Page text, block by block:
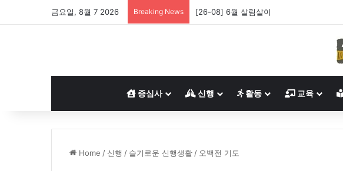
금요일, 8월 7 2026 Breaking News [26-08] 6월 살림살이
증심사 신행 활동 교육
Home / 신행 / 슬기로운 신행생활 / 오백전 기도